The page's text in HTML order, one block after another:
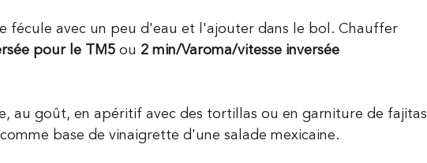
fécule avec un peu d'eau et l'ajouter dans le bol. Chauffer
pour le TM5 ou 2 min/Varoma/vitesse inversée
au goût, en apéritif avec des tortillas ou en garniture de fajitas
base de vinaigrette d'une salade mexicaine.